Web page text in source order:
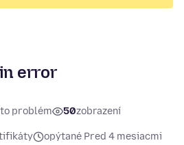
error
problém 50zobrazení
opýtané Pred 4 mesiacmi